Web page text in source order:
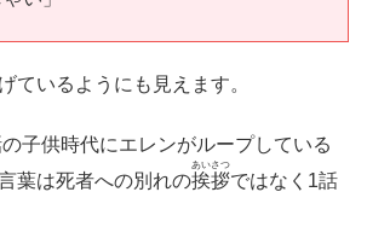
ているようにも見えます。
子供時代にエレンがループしている
葉は死者への別れの挨拶
あいさつ
ではなく1話